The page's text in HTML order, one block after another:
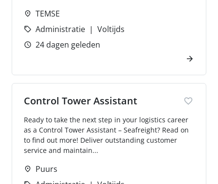
TEMSE
Administratie
Voltijds
24 dagen geleden
Control Tower Assistant
Ready to take the next step in your logistics career
as a Control Tower Assistant – Seafreight? Read on
to find out more! Deliver outstanding customer
service and maintain...
Puurs